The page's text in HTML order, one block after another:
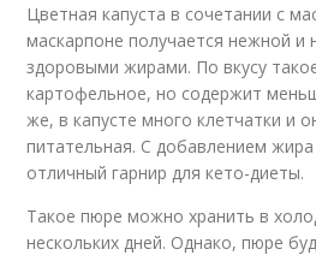
Цветная капуста в сочетании с
маскарпоне получается нежной и
здоровыми жирами. По вкусу
картофельное, но содержит
же, в капусте много клетчатки и
питательная. С добавлением
отличный гарнир для кето-диеты.
Такое пюре можно хранить в
нескольких дней. Однако, пюре